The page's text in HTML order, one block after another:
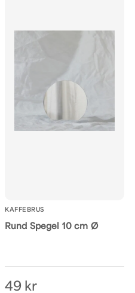
KAFFEBRUS
Rund Spegel 10 cm Ø
49 kr
Ja, ni får publicera